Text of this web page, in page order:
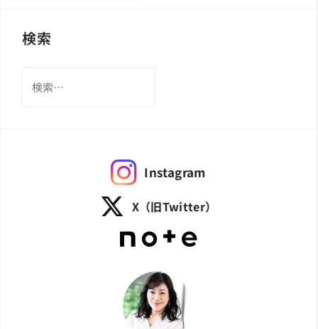
検索
索:
Instagram
X（旧Twitter）